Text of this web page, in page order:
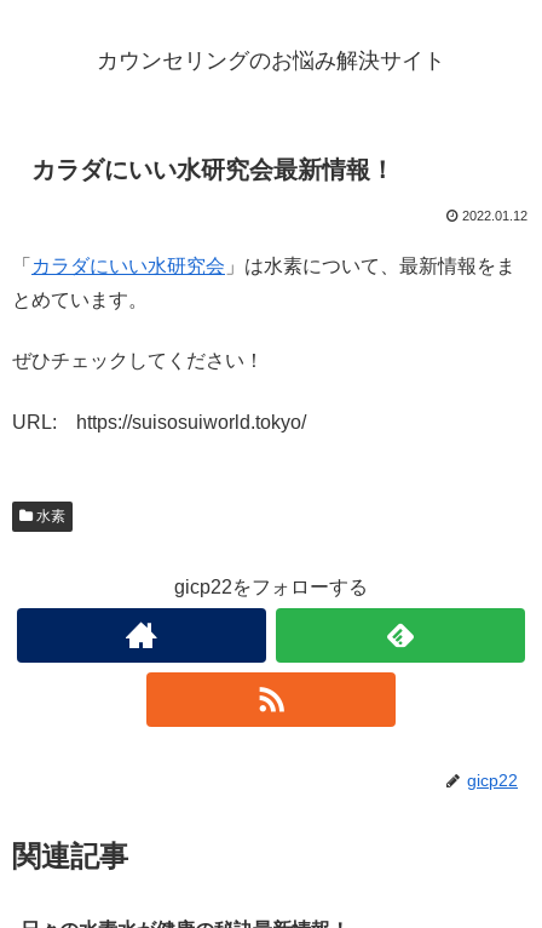
カウンセリングのお悩み解決サイト
カラダにいい水研究会最新情報！
2022.01.12
「 カラダにいい水研究会 」は水素について、最新情報をま
とめています。
ぜひチェックしてください！
URL: https://suisosuiworld.tokyo/
水素
gicp22をフォローする
gicp22
関連記事